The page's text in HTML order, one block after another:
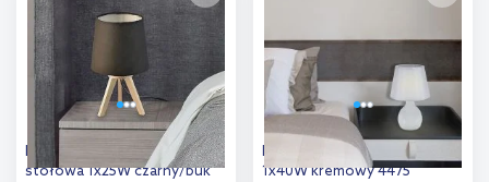
porównania
Rabalux Lychee lampa
stołowa 1x25W czarny/buk
Rabalux Ingrid lampa stołowa
1x40W kremowy 4475